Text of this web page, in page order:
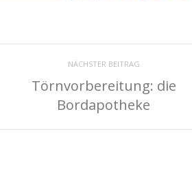
NÄCHSTER BEITRAG
Törnvorbereitung: die
Bordapotheke